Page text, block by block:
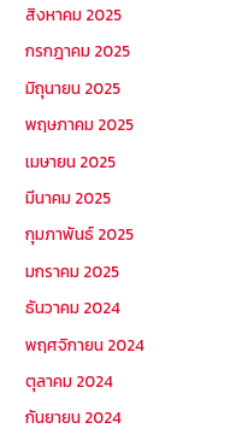
สิงหาคม 2025
กรกฎาคม 2025
มิถุนายน 2025
พฤษภาคม 2025
เมษายน 2025
มีนาคม 2025
กุมภาพันธ์ 2025
มกราคม 2025
ธันวาคม 2024
พฤศจิกายน 2024
ตุลาคม 2024
กันยายน 2024